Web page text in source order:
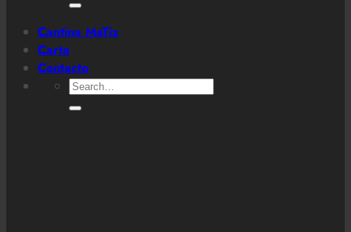
Cantina MaTiz
Carta
Contacto
Search
for: